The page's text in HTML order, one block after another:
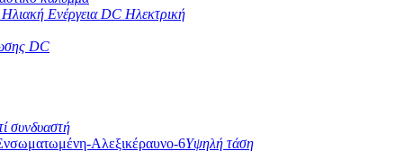
Ενέργεια DC Ηλεκτρική
DC
συνδυαστή
Υψηλή τάση